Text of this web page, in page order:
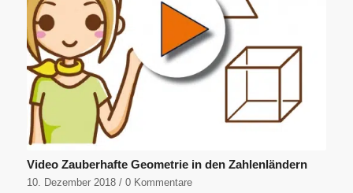
Video Zauberhafte Geometrie in den Zahlenländern
10. Dezember 2018 / 0 Kommentare